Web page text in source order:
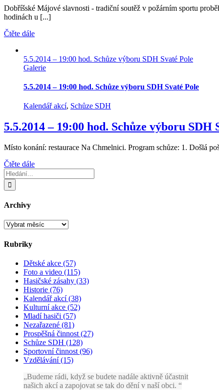
Dobříšské Májové slavnosti - tradiční soutěž v požárním sportu
hodinách u [...]
Čtěte dále
5.5.2014 – 19:00 hod. Schůze výboru SDH Svaté Pole
Galerie
5.5.2014 – 19:00 hod. Schůze výboru SDH Svaté Pole
Kalendář akcí, Schůze SDH
5.5.2014 – 19:00 hod. Schůze výboru SDH
Místo konání: restaurace Na Chmelnici. Program schůze: 1. Došlá
Čtěte dále
Hledat:
Archivy
Archivy
Rubriky
Dětské akce (57)
Foto a video (115)
Hasičské zásahy (33)
Historie (76)
Kalendář akcí (38)
Kulturní akce (52)
Mladí hasiči (57)
Nezařazené (81)
Prospěšná činnost (27)
Schůze SDH (128)
Sportovní činnost (96)
Vzdělávání (15)
Budeme rádi, když se budete nadále aktivně účastnit
našich akcí a zapojovat se tak do dění v naší obci.